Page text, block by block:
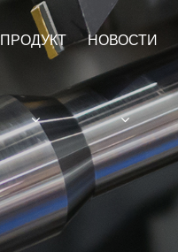
ПРОДУКТ НОВОСТИ